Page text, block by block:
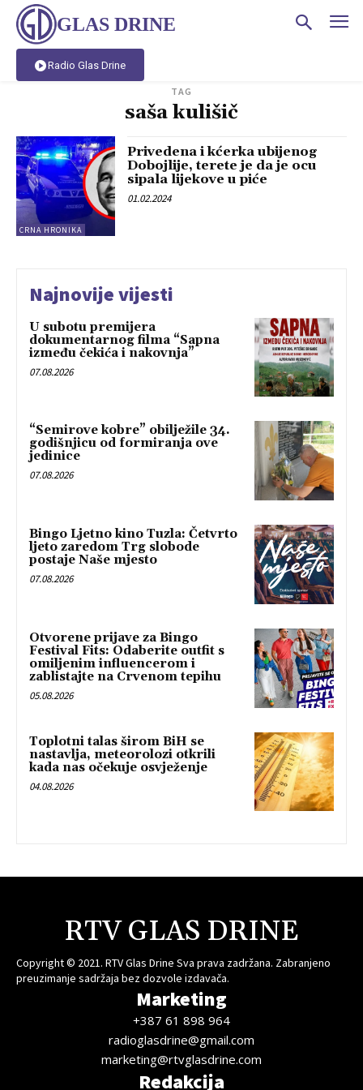
GLAS DRINE
Radio Glas Drine
TAG
saša kulišič
CRNA HRONIKA
Privedena i kćerka ubijenog
Dobojlije, terete je da je ocu
sipala lijekove u piće
01.02.2024
Najnovije vijesti
U subotu premijera
dokumentarnog filma “Sapna
između čekića i nakovnja”
07.08.2026
“Semirove kobre” obilježile 34.
godišnjicu od formiranja ove
jedinice
07.08.2026
Bingo Ljetno kino Tuzla: Četvrto
ljeto zaredom Trg slobode
postaje Naše mjesto
07.08.2026
Otvorene prijave za Bingo
Festival Fits: Odaberite outfit s
omiljenim influencerom i
zablistajte na Crvenom tepihu
05.08.2026
Toplotni talas širom BiH se
nastavlja, meteorolozi otkrili
kada nas očekuje osvježenje
04.08.2026
RTV GLAS DRINE
Copyright © 2021. RTV Glas Drine Sva prava zadržana. Zabranjeno
preuzimanje sadržaja bez dozvole izdavača.
Marketing
+387 61 898 964
radioglasdrine@gmail.com
marketing@rtvglasdrine.com
Redakcija